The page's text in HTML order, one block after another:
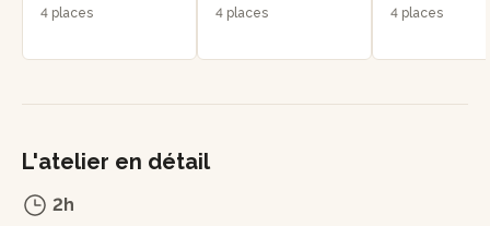
4 places
4 places
4 places
L'atelier en détail
2h